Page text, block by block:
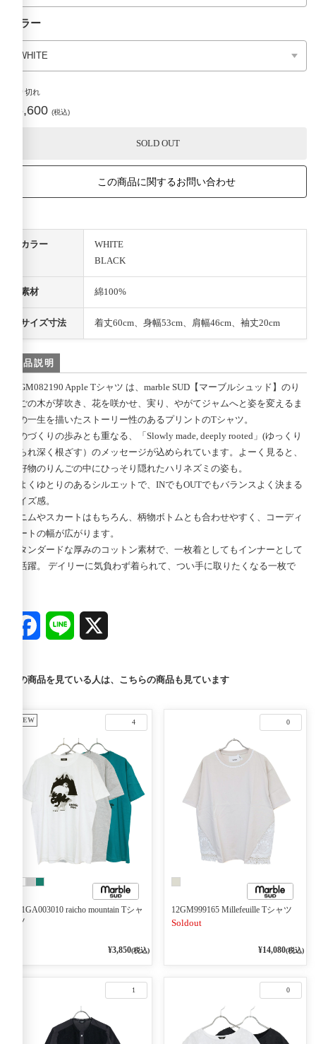
カラー
売り切れ
¥6,600 (税込)
SOLD OUT
この商品に関するお問い合わせ
カラー
WHITE
BLACK
素材 綿100%
サイズ寸法 着丈60cm、身幅53cm、肩幅46cm、袖丈20cm
商品説明
01GM082190 Apple Tシャツ は、marble SUD【マーブルシュッド】のり
んごの木が芽吹き、花を咲かせ、実り、やがてジャムへと姿を変えるま
での一生を描いたストーリー性のあるプリントのTシャツ。
ものづくりの歩みとも重なる、「Slowly made, deeply rooted」(ゆっくり
作られ深く根ざす）のメッセージが込められています。よーく見ると、
大好物のりんごの中にひっそり隠れたハリネズミの姿も。
程よくゆとりのあるシルエットで、INでもOUTでもバランスよく決まる
サイズ感。
デニムやスカートはもちろん、柄物ボトムとも合わせやすく、コーディ
ネートの幅が広がります。
スタンダードな厚みのコットン素材で、一枚着としてもインナーとして
も活躍。 デイリーに気負わず着られて、つい手に取りたくなる一枚で
FacebookLine
この商品を見ている人は、こちらの商品も見ています
4
NEW
01GA003010 raicho mountain Tシャ
ツ
¥3,850(税込)
0
12GM999165 Millefeuille Tシャツ
Soldout
¥14,080(税込)
1 0